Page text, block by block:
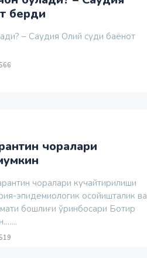
берди
– Саудия Олий суди баёнот
чоралари
чоралари кучайтирилиши
эпидемиологик осойишталик ва
бошлиғи ўринбосари Ботир